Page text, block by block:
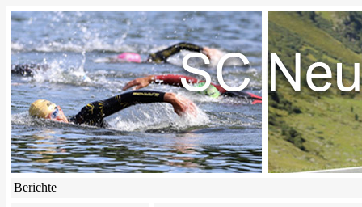
Berichte